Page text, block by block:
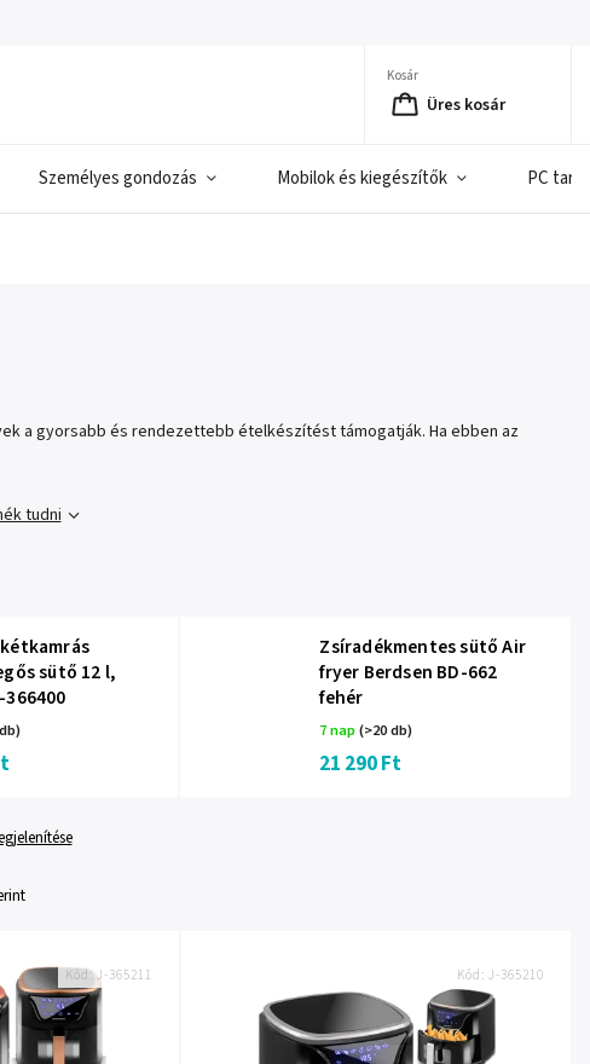
Kosár
Üres kosár
Személyes gondozás Mobilok és kiegészítők PC
a gyorsabb és rendezettebb ételkészítést támogatják. Ha ebben az
tudni
sütő 12 l,
366400
Zsíradékmentes sütő Air
fryer Berdsen BD-662
fehér
7 nap(>20 db)
21 290 Ft
Kód:J-365211 Kód: J-365210